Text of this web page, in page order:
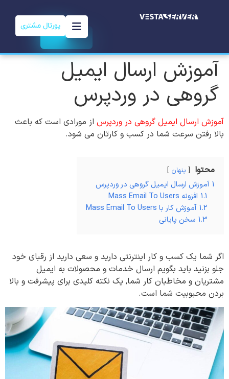
پورتال مشتری
آموزش ارسال ایمیل
گروهی در وردپرس
آموزش ارسال ایمیل گروهی در وردپرس از مورادی است که باعث
بالا رفتن سرعت شما در کسب و کارتان می شود.
محتوا پنهان
1 آموزش ارسال ایمیل گروهی در وردپرس
1.1 افزونه Mass Email To Users
1.2 آموزش کار با Mass Email To Users
1.3 سخن پایانی
اگر شما یک کسب و کار اینترنتی دارید و سعی دارید از رقبای خود
جلو بزنید باید بگویم ارسال خدمات و محصولات به ایمیل
مشتریان و مخاطبان کار شما, یک نکته کلیدی برای پیشرفت و بالا
بردن محبوبیت شما است.